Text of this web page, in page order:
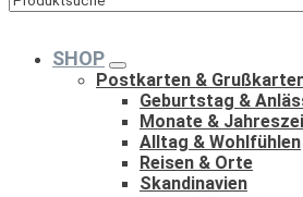
SHOP
Postkarten &
Geburtstag &
Monate &
Alltag & Wohlfühlen
Reisen & Orte
Skandinavien